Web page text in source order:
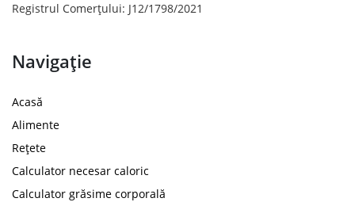
Registrul Comerțului: J12/1798/2021
Navigație
Acasă
Alimente
Rețete
Calculator necesar caloric
Calculator grăsime corporală